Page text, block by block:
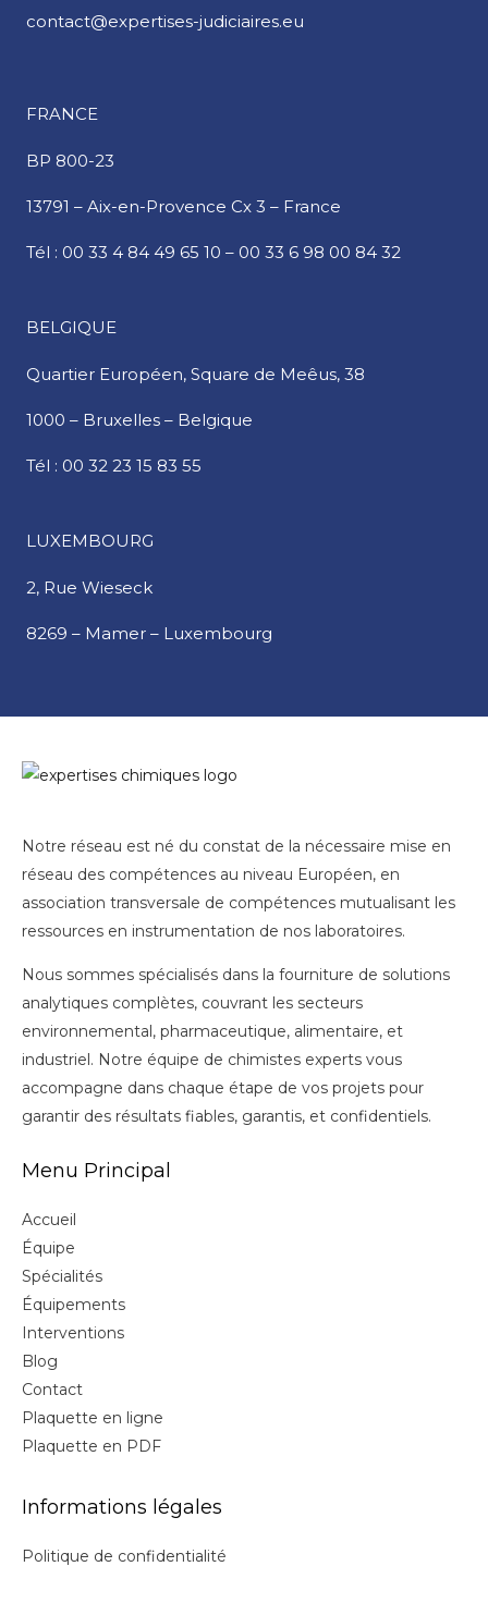
contact@expertises-judiciaires.eu
FRANCE
BP 800-23
13791 – Aix-en-Provence Cx 3 – France
Tél : 00 33 4 84 49 65 10 – 00 33 6 98 00 84 32
BELGIQUE
Quartier Européen, Square de Meêus, 38
1000 – Bruxelles – Belgique
Tél : 00 32 23 15 83 55
LUXEMBOURG
2, Rue Wieseck
8269 – Mamer – Luxembourg
Notre réseau est né du constat de la nécessaire mise en
réseau des compétences au niveau Européen, en
association transversale de compétences mutualisant les
ressources en instrumentation de nos laboratoires.
Nous sommes spécialisés dans la fourniture de solutions
analytiques complètes, couvrant les secteurs
environnemental, pharmaceutique, alimentaire, et
industriel. Notre équipe de chimistes experts vous
accompagne dans chaque étape de vos projets pour
garantir des résultats fiables, garantis, et confidentiels.
Menu Principal
Accueil
Équipe
Spécialités
Équipements
Interventions
Blog
Contact
Plaquette en ligne
Plaquette en PDF
Informations légales
Politique de confidentialité